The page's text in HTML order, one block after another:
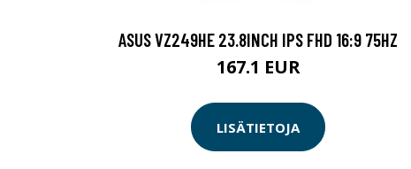
ASUS VZ249HE 23.8INCH IPS FHD 16:9 75HZ
167.1 EUR
LISÄTIETOJA